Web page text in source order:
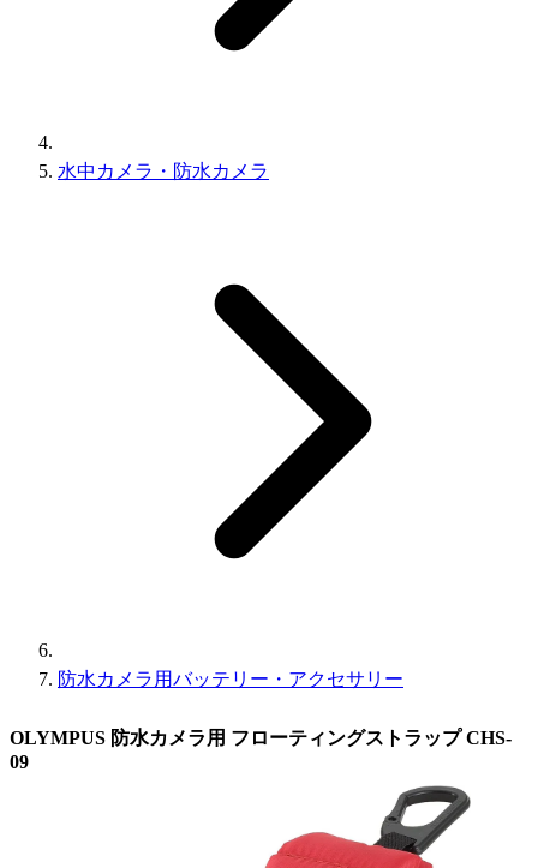
水中カメラ・防水カメラ
防水カメラ用バッテリー・アクセサリー
OLYMPUS 防水カメラ用 フローティングストラップ CHS-
09